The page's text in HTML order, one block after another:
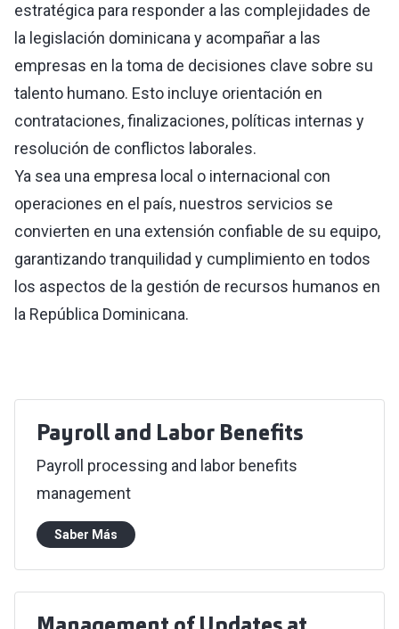
estratégica para responder a las complejidades de
la legislación dominicana y acompañar a las
empresas en la toma de decisiones clave sobre su
talento humano. Esto incluye orientación en
contrataciones, finalizaciones, políticas internas y
resolución de conflictos laborales.
Ya sea una empresa local o internacional con
operaciones en el país, nuestros servicios se
convierten en una extensión confiable de su equipo,
garantizando tranquilidad y cumplimiento en todos
los aspectos de la gestión de recursos humanos en
la República Dominicana.
Payroll and Labor Benefits
Payroll processing and labor benefits
management
Saber Más